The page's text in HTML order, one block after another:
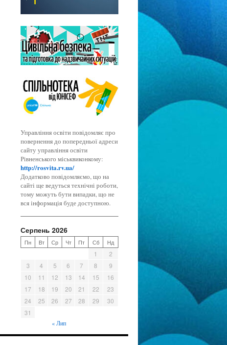
Управління освіти повідомляє про
повернення до попередньої адреси
сайту управління освіти
Рівненського міськвиконкому:
http://rosvita.rv.ua/
Додатково повідомляємо, що на
сайті ще ведуться технічні роботи,
тому можуть бути випадки, що не
вся інформація буде доступною.
Серпень 2026
Пн Вт Ср Чт Пт Сб Нд
1
2
3
4 5 6 7 8
9
10
11 12 13 14 15
16
17
18 19 20 21 22
23
24
25 26 27 28 29
30
31
« Лип